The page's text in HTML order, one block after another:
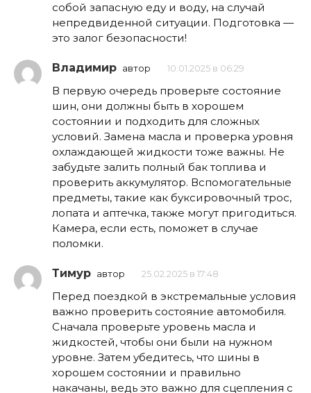
собой запасную еду и воду, на случай
непредвиденной ситуации. Подготовка —
это залог безопасности!
Владимир автор 10.01.2025 в 06:29
В первую очередь проверьте состояние
шин, они должны быть в хорошем
состоянии и подходить для сложных
условий. Замена масла и проверка уровня
охлаждающей жидкости тоже важны. Не
забудьте залить полный бак топлива и
проверить аккумулятор. Вспомогательные
предметы, такие как буксировочный трос,
лопата и аптечка, также могут пригодиться.
Камера, если есть, поможет в случае
поломки.
Тимур автор 25.02.2025 в 17:48
Перед поездкой в экстремальные условия
важно проверить состояние автомобиля.
Сначала проверьте уровень масла и
жидкостей, чтобы они были на нужном
уровне. Затем убедитесь, что шины в
хорошем состоянии и правильно
накачаны, ведь это важно для сцепления с